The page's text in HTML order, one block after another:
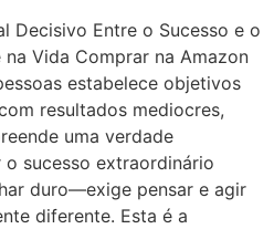
Decisivo Entre o Sucesso e o
Vida Comprar na Amazon
estabelece objetivos
resultados mediocres,
uma verdade
sucesso extraordinário
duro—exige pensar e agir
diferente. Esta é a